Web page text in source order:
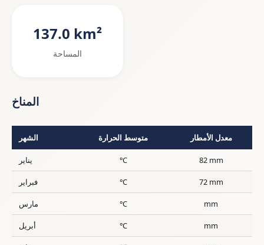
137.0 km²
المساحة
المناخ
الشهر متوسط الحرارة معدل الأمطار
يناير °C 82 mm
فبراير °C 72 mm
مارس °C mm
أبريل °C mm